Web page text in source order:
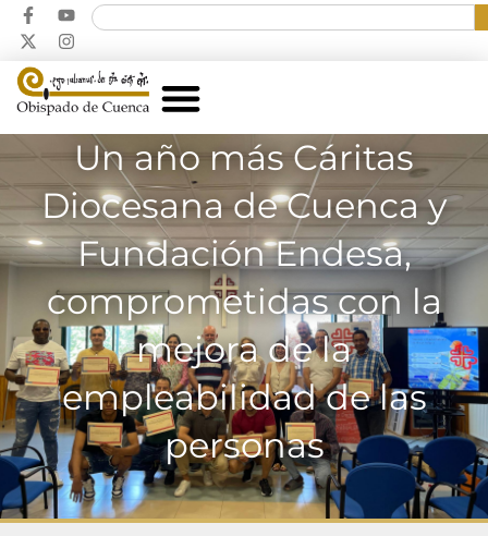
Un año más Cáritas
Diocesana de Cuenca y
Fundación Endesa,
comprometidas con la
mejora de la
empleabilidad de las
personas